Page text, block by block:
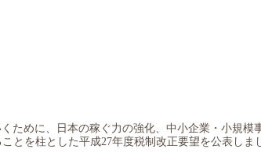
ために、日本の稼ぐ力の強化、中小企業・小規模
とを柱とした平成27年度税制改正要望を公表しま